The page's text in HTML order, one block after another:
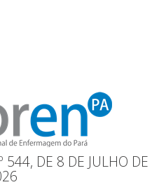
544, DE 8 DE JULHO DE